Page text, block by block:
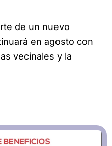
de un nuevo
en agosto con
vecinales y la